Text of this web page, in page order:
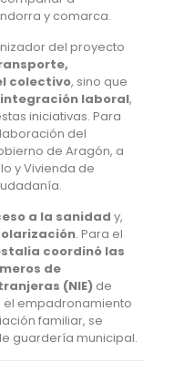
y comarca.
del proyecto
colectivo, sino que
integración laboral,
iniciativas. Para
del
de Aragón, a
y Vivienda de
a la sanidad y,
. Para el
coordinó las
de
(NIE)de
empadronamiento
familiar, se
guardería municipal.